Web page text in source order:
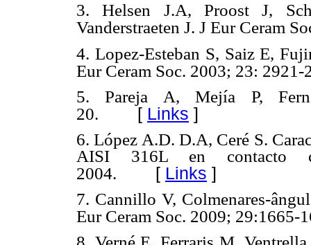
3. Helsen J.A, Proost J,
Vanderstraeten J. J Eur Ceram
4. Lopez-Esteban S, Saiz E,
Eur Ceram Soc. 2003; 23: 2921-
5. Pareja A, Mejía P,
20. [ Links ]
6. López A.D. D.A, Ceré S.
AISI 316L en contacto
2004. [ Links ]
7. Cannillo V, Colmenares-
Eur Ceram Soc. 2009; 29:1665-